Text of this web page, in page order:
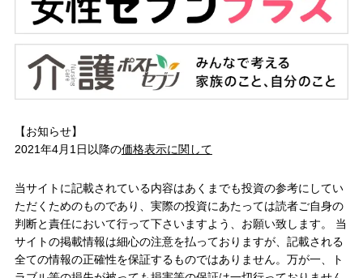
【お知らせ】
2021年4月1日以降の価格表示に関して
当サイトに記載されている内容はあくまでも投資の参考にしてい
ただくためのものであり、実際の投資にあたっては読者ご自身の
判断と責任において行って下さいますよう、お願い致します。 当
サイトの掲載情報は細心の注意を払っておりますが、記載される
全ての情報の正確性を保証するものではありません。万が一、ト